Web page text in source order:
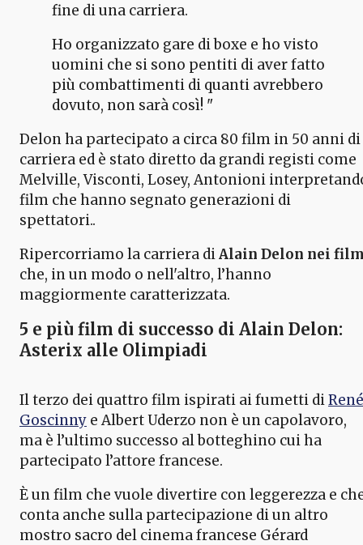
fine di una carriera.
Ho organizzato gare di boxe e ho visto
uomini che si sono pentiti di aver fatto
più combattimenti di quanti avrebbero
dovuto, non sarà così! "
Delon ha partecipato a circa 80 film in 50 anni di
carriera ed è stato diretto da grandi registi come
Melville, Visconti, Losey, Antonioni
film che hanno segnato generazioni di
spettatori..
Ripercorriamo la carriera diAlain Delon nei
che, in un modo o nell'altro, l’hanno
maggiormente caratterizzata.
5 e più film di successo di Alain Delon:
Asterix alle Olimpiadi
Il terzo dei quattro film ispirati ai fumetti diRené
Goscinny e Albert Uderzo non è un capolavoro,
ma è l’ultimo successo al botteghino cui ha
partecipato l’attore francese.
È un film che vuole divertire con leggerezza e
conta anche sulla partecipazione di un altro
mostro sacro del cinema francese Gérard